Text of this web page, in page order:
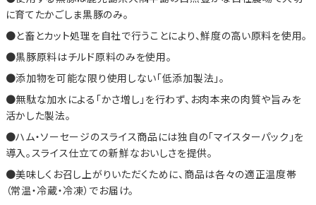
に育てたかごしま黒豚のみ。
と畜とカット処理を自社で行うことにより、鮮度の高い原料を使用。
黒豚原料はチルド原料のみを使用。
添加物を可能な限り使用しない「低添加製法」。
無駄な加水による「かさ増し」を行わず、お肉本来の肉質や旨みを
活かした製法。
ハム・ソーセージのスライス商品には独自の「マイスターパック」を
導入。スライス仕立ての新鮮なおいしさを提供。
美味しくお召し上がりいただくために、商品は各々の適正温度帯
（常温・冷蔵・冷凍）でお届け。